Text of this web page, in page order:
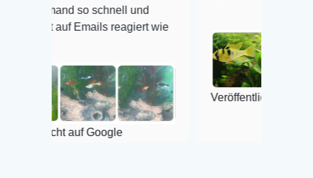
schnell und
reagiert wie
Veröffentlicht auf Google